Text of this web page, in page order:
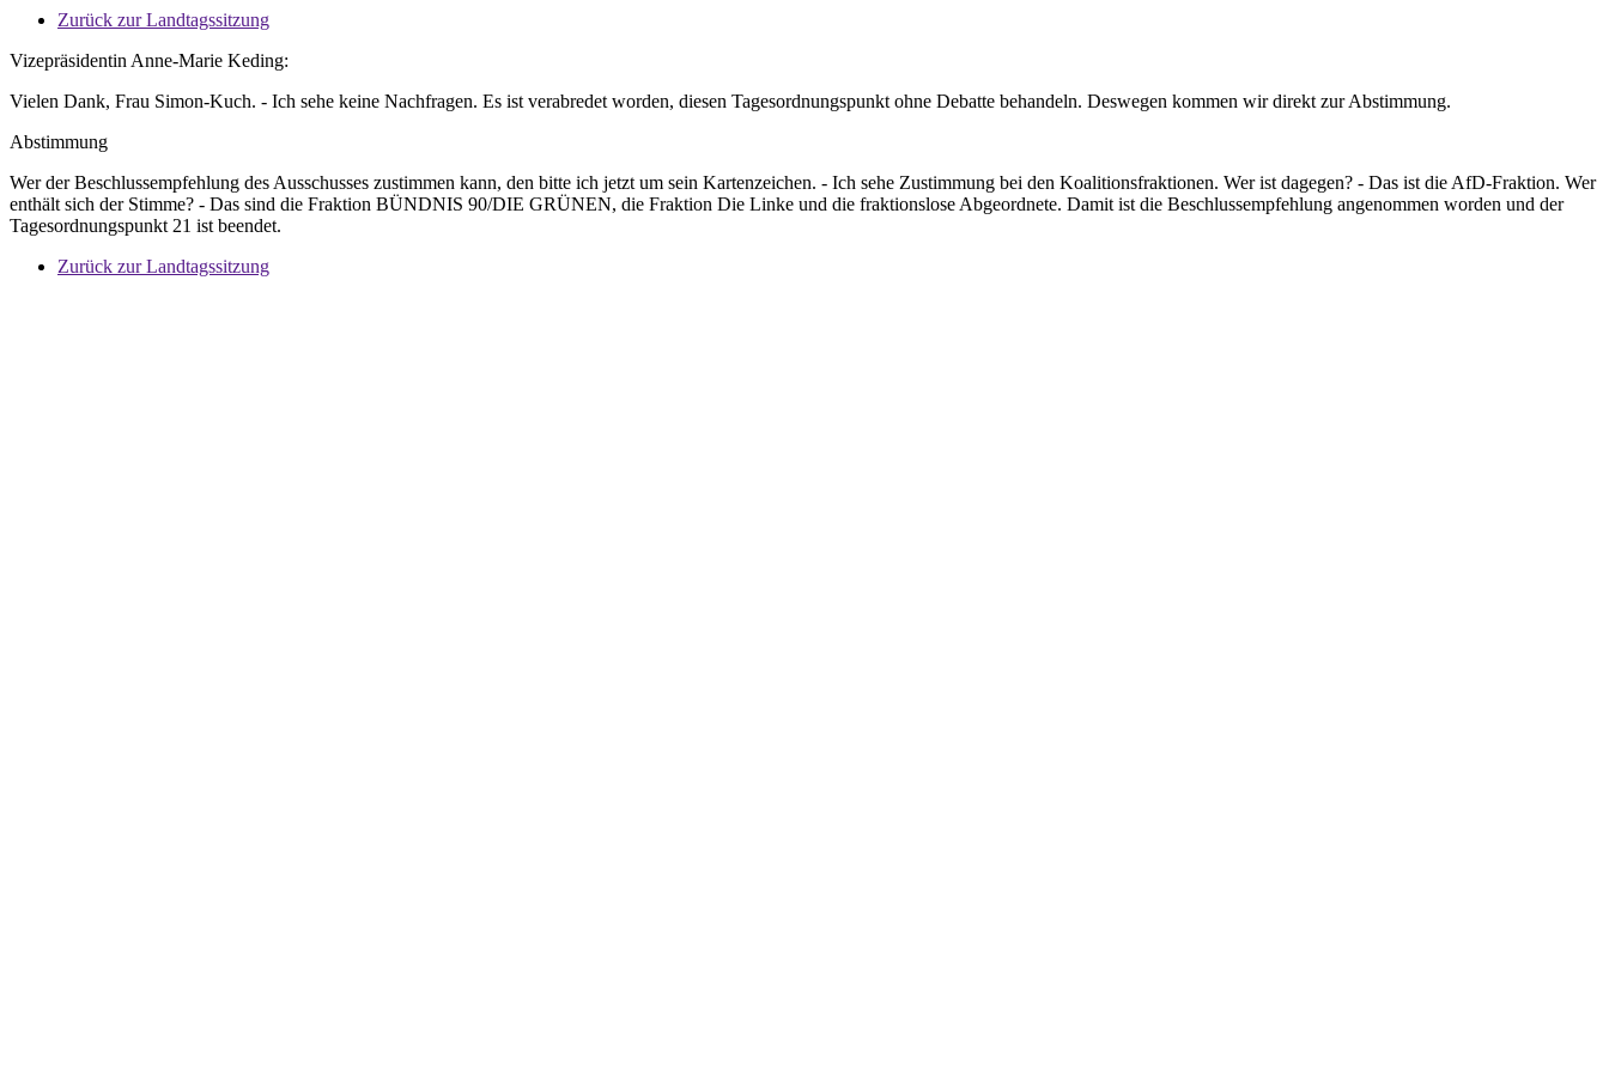
Zurück zur Landtagssitzung
Vizepräsidentin Anne-Marie Keding:
Vielen Dank, Frau Simon-Kuch. - Ich sehe keine Nachfragen. Es ist verabredet worden, diesen Tagesordnungspunkt ohne Debatte behandeln. Deswegen kommen wir direkt zur Abstimmung.
Abstimmung
Wer der Beschlussempfehlung des Ausschusses zustimmen kann, den bitte ich jetzt um sein Kartenzeichen. - Ich sehe Zustimmung bei den Koalitionsfraktionen. Wer ist dagegen? - Das ist die AfD-Fraktion. Wer
enthält sich der Stimme? - Das sind die Fraktion BÜNDNIS 90/DIE GRÜNEN, die Fraktion Die Linke und die fraktionslose Abgeordnete. Damit ist die Beschlussempfehlung angenommen worden und der
Tagesordnungspunkt 21 ist beendet.
Zurück zur Landtagssitzung